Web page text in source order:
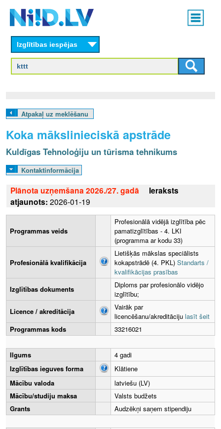
content
Main
menu
L
V
Izglītības iespējas
Atpakaļ uz meklēšanu
Koka mākslinieciskā apstrāde
Kuldīgas Tehnoloģiju un tūrisma tehnikums
Kontaktinformācija
Plānota uzņemšana 2026./27. gadā
Ieraksts
atjaunots: 2026-01-19
Programmas veids
Profesionālā vidējā izglītība pēc
pamatizglītības - 4. LKI
(programma ar kodu 33)
Profesionālā kvalifikācija
Lietišķās mākslas speciālists
kokapstrādē (4. PKL) Standarts /
kvalifikācijas prasības
Izglītības dokuments
Diploms par profesionālo vidējo
izglītību;
Licence / akreditācija
Vairāk par
licencēšanu/akreditāciju lasīt šeit
Programmas kods
33216021
Ilgums
4 gadi
Izglītības ieguves forma
Klātiene
Mācību valoda
latviešu (LV)
Mācību/studiju maksa
Valsts budžets
Grants
Audzēkņi saņem stipendiju